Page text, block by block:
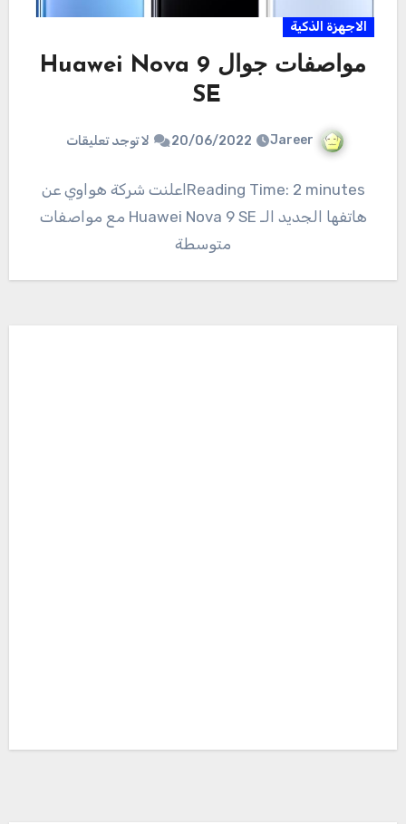
الاجهزة الذكية
مواصفات جوال Huawei Nova 9
SE
Jareer
20/06/2022 لا توجد تعليقات
Reading Time: 2 minutesاعلنت شركة هواوي عن
هاتفها الجديد الـ Huawei Nova 9 SE مع مواصفات
متوسطة